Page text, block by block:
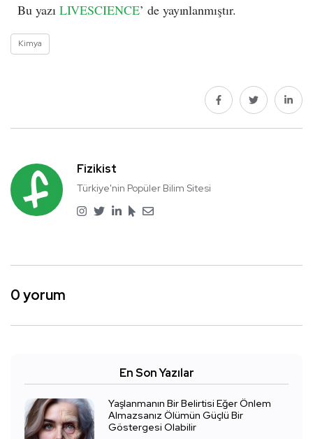
Bu yazı LIVESCIENCE’ de yayınlanmıştır.
Kimya
Fizikist
Türkiye'nin Popüler Bilim Sitesi
0 yorum
En Son Yazılar
Yaşlanmanın Bir Belirtisi Eğer Önlem
Almazsanız Ölümün Güçlü Bir
Göstergesi Olabilir